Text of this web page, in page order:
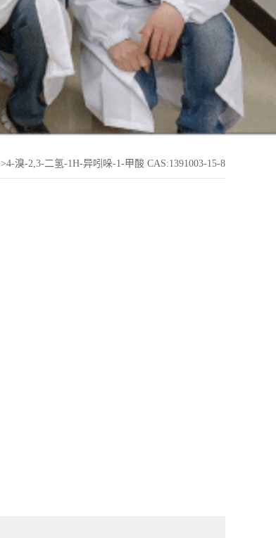
>4-溴-2,3-二氢-1H-异吲哚-1-甲酸 CAS:1391003-15-8